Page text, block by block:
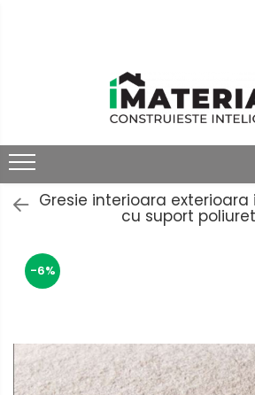
Gresie interioara
cu suport
-6%